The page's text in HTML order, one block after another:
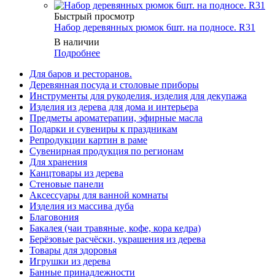
Быстрый просмотр
Набор деревянных рюмок 6шт. на подносе. R31
В наличии
Подробнее
Для баров и ресторанов.
Деревянная посуда и столовые приборы
Инструменты для рукоделия, изделия для декупажа
Изделия из дерева для дома и интерьера
Предметы ароматерапии, эфирные масла
Подарки и сувениры к праздникам
Репродукции картин в раме
Сувенирная продукция по регионам
Для хранения
Канцтовары из дерева
Стеновые панели
Аксессуары для ванной комнаты
Изделия из массива дуба
Благовония
Бакалея (чаи травяные, кофе, кора кедра)
Берёзовые расчёски, украшения из дерева
Товары для здоровья
Игрушки из дерева
Банные принадлежности